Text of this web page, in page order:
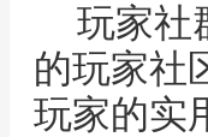
玩家社
的玩家社
玩家的实